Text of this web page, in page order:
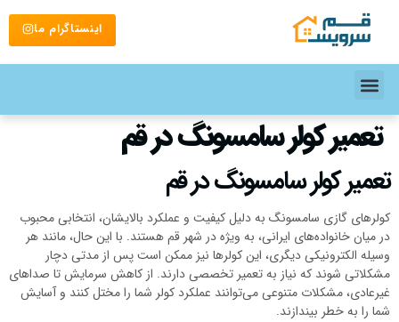
اینستاگرام ما
تعمیر کولر سامسونگ در قم
تعمیر کولر سامسونگ در قم
کولرهای گازی سامسونگ به دلیل کیفیت و عملکرد بالایشان، انتخابی محبوب
در میان خانواده‌های ایرانی، به ویژه در شهر قم هستند. با این حال، مانند هر
وسیله الکترونیکی دیگری، این کولرها نیز ممکن است پس از مدتی دچار
مشکلاتی شوند که نیاز به تعمیر تخصصی دارند. از کاهش سرمایش تا صداهای
غیرعادی، مشکلات متنوعی می‌توانند عملکرد کولر شما را مختل کنند و آسایش
شما را به خطر بیندازند.